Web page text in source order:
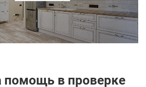
в проверке